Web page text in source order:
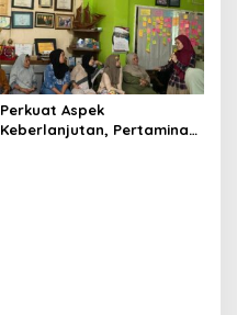
Perkuat Aspek
Keberlanjutan, Pertamina